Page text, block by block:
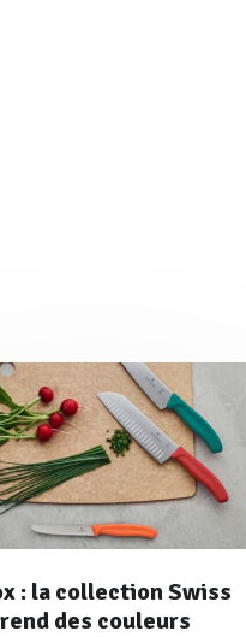
: la collection Swiss
des couleurs